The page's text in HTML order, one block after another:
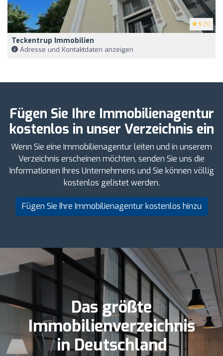
5 (5)
Teckentrup Immobilien
Adresse und Kontaktdaten anzeigen
Fügen Sie Ihre Immobilienagentur
kostenlos in unser Verzeichnis ein
Wenn Sie eine Immobilienagentur leiten und in unserem
Verzeichnis erscheinen möchten, senden Sie uns die
Informationen Ihres Unternehmens und Sie können völlig
kostenlos gelistet werden.
Fügen Sie Ihre Immobilienagentur kostenlos hinzu
Das größte
Immobilienverzeichnis
in Deutschland